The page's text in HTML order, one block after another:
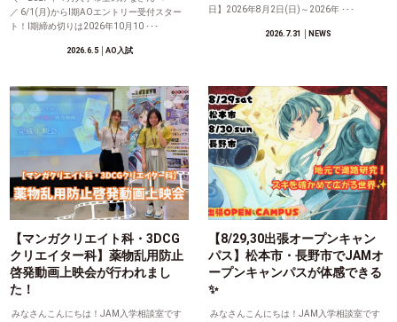
／ 6/1(月)からⅠ期AOエントリー受付スター
ト！Ⅰ期締め切りは2026年10月10 ･･･
2026.6.5│AO入試
日】2026年8月2日(日)～2026年 ･･･
2026.7.31 │NEWS
【マンガクリエイト科・3DCG
クリエイター科】薬物乱用防止
啓発動画上映会が行われまし
た！
みなさんこんにちは！JAM入学相談室です
【8/29,30出張オープンキャン
パス】松本市・長野市でJAMオ
ープンキャンパスが体感できる
✨
みなさんこんにちは！JAM入学相談室です